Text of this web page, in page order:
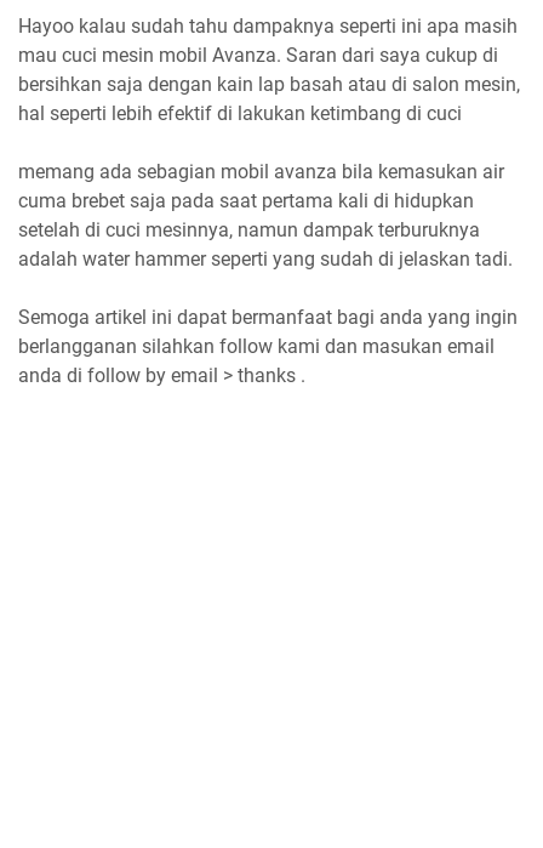
Hayoo kalau sudah tahu dampaknya seperti ini apa masih
mau cuci mesin mobil Avanza. Saran dari saya cukup di
bersihkan saja dengan kain lap basah atau di salon mesin,
hal seperti lebih efektif di lakukan ketimbang di cuci
memang ada sebagian mobil avanza bila kemasukan air
cuma brebet saja pada saat pertama kali di hidupkan
setelah di cuci mesinnya, namun dampak terburuknya
adalah water hammer seperti yang sudah di jelaskan tadi.
Semoga artikel ini dapat bermanfaat bagi anda yang ingin
berlangganan silahkan follow kami dan masukan email
anda di follow by email > thanks .